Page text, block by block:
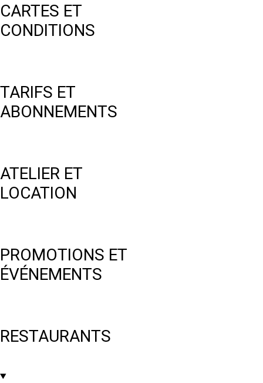
CARTES ET
CONDITIONS
TARIFS ET
ABONNEMENTS
ATELIER ET
LOCATION
PROMOTIONS ET
ÉVÉNEMENTS
RESTAURANTS